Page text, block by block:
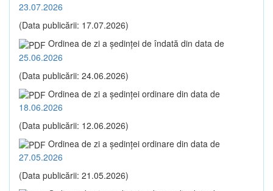
23.07.2026
(Data publicării: 17.07.2026)
Ordinea de zi a şedinţei de îndată din data de
25.06.2026
(Data publicării: 24.06.2026)
Ordinea de zi a şedinţei ordinare din data de
18.06.2026
(Data publicării: 12.06.2026)
Ordinea de zi a şedinţei ordinare din data de
27.05.2026
(Data publicării: 21.05.2026)